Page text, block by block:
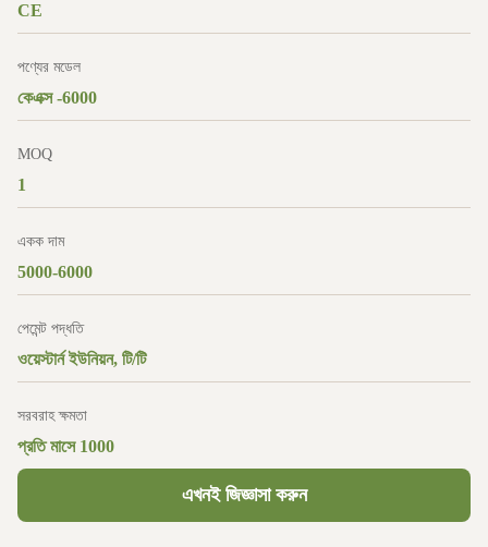
CE
পণ্যের মডেল
কেএক্স -6000
MOQ
1
একক দাম
5000-6000
পেমেন্ট পদ্ধতি
ওয়েস্টার্ন ইউনিয়ন, টি/টি
সরবরাহ ক্ষমতা
প্রতি মাসে 1000
এখনই জিজ্ঞাসা করুন